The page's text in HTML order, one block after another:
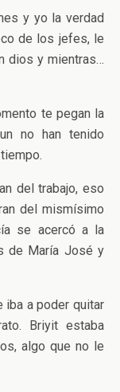
y yo la verdad
de los jefes, le
dios y mientras…
te pegan la
no han tenido
del trabajo, eso
del mismísimo
se acercó a la
de María José y
iba a poder quitar
Briyit estaba
algo que no le